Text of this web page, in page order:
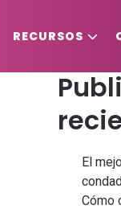
RECURSOS
El
Cómo